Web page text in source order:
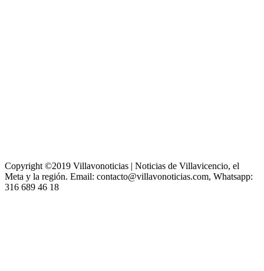
Copyright ©2019 Villavonoticias | Noticias de Villavicencio, el
Meta y la región. Email: contacto@villavonoticias.com, Whatsapp:
316 689 46 18